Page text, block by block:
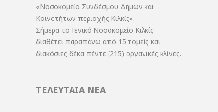
«Νοσοκομείο Συνδέσμου Δήμων και
Κοινοτήτων περιοχής Κιλκίς».
Σήμερα το Γενικό Νοσοκομείο Κιλκίς
διαθέτει παραπάνω από 15 τομείς και
διακόσιες δέκα πέντε (215) οργανικές κλίνες.
ΤΕΛΕΥΤΑΙΑ ΝΕΑ